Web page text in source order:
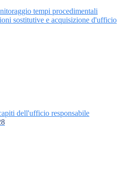
tempi procedimentali
sostitutive e acquisizione d'ufficio
dell'ufficio responsabile